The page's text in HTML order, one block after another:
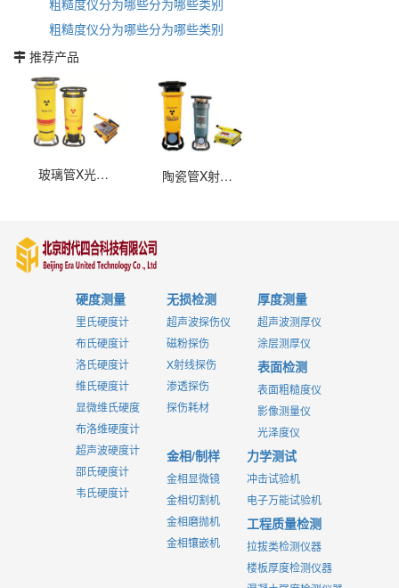
粗糙度仪分为哪些分为哪些类别
粗糙度仪分为哪些分为哪些类别
推荐产品
玻璃管X光射线探伤机 陶瓷管X射线探伤机
硬度测量
里氏硬度计
布氏硬度计
洛氏硬度计
维氏硬度计
显微维氏硬度
布洛维硬度计
超声波硬度计
邵氏硬度计
韦氏硬度计
无损检测
超声波探伤仪
磁粉探伤
X射线探伤
渗透探伤
探伤耗材
厚度测量
超声波测厚仪
涂层测厚仪
表面检测
表面粗糙度仪
影像测量仪
光泽度仪
金相/制样
金相显微镜
金相切割机
金相磨抛机
金相镶嵌机
力学测试
冲击试验机
电子万能试验机
工程质量检测
拉拔类检测仪器
楼板厚度检测仪器